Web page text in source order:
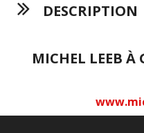
DESCRIPTION
MICHEL LEEB À